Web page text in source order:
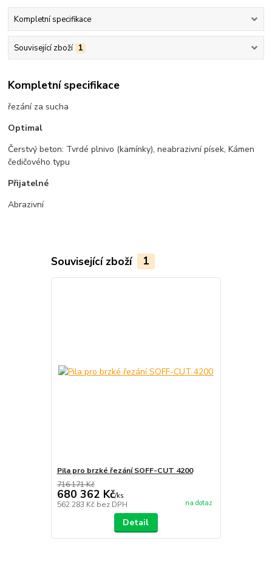
Kompletní specifikace
Související zboží 1
Kompletní specifikace
řezání za sucha
Optimal
Čerstvý beton: Tvrdé plnivo (kamínky), neabrazivní písek, Kámen
čedičového typu
Přijatelné
Abrazivní
Související zboží 1
Pila pro brzké řezání SOFF-CUT 4200
716 171 Kč
680 362 Kč/ks
562 283 Kč bez DPH na dotaz
Detail